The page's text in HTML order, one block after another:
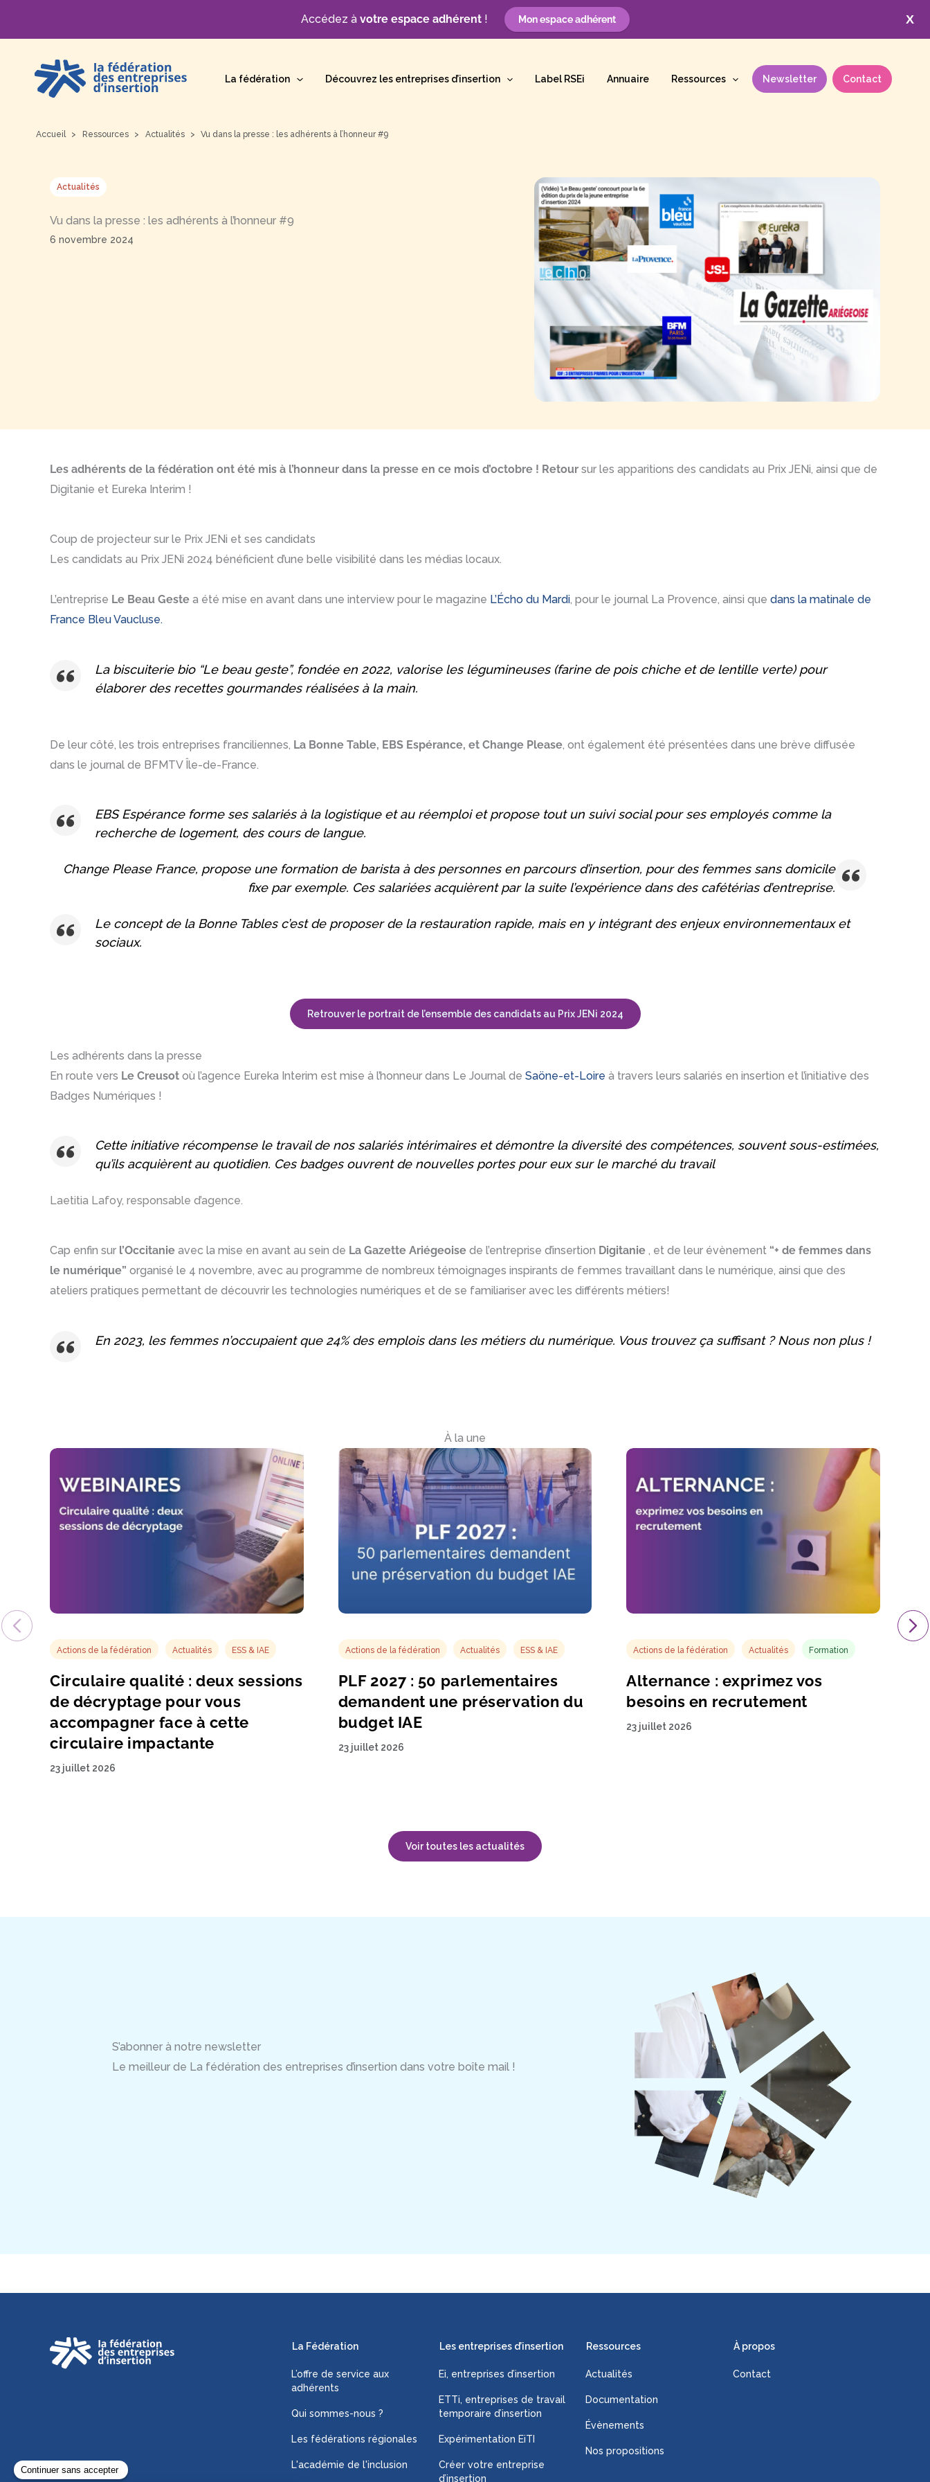
X
Accédez à votre espace adhérent! Mon espace adhérent
contenu
La fédération Découvrez les entreprises d’insertion Label RSEi Annuaire Ressources Newsletter Contact
Accueil Ressources Actualités Vu dans la presse : les adhérents à l’honneur #9
Actualités
Vu dans la presse : les adhérents à l’honneur #9
6 novembre 2024
Les adhérents de la fédération ont été mis à l’honneur dans la presse en ce mois d’octobre ! Retour sur les apparitions des candidats au Prix JENi, ainsi que de
Digitanie et Eureka Interim !
Coup de projecteur sur le Prix JENi et ses candidats
Les candidats au Prix JENi 2024 bénéficient d’une belle visibilité dans les médias locaux.
L’entreprise Le Beau Geste a été mise en avant dans une interview pour le magazine L’Écho du Mardi, pour le journal La Provence, ainsi que dans la matinale de
France Bleu Vaucluse.
La biscuiterie bio “Le beau geste”, fondée en 2022, valorise les légumineuses (farine de pois chiche et de lentille verte) pour
élaborer des recettes gourmandes réalisées à la main.
De leur côté, les trois entreprises franciliennes, La Bonne Table, EBS Espérance, et Change Please, ont également été présentées dans une brève diffusée
dans le journal de BFMTV Île-de-France.
EBS Espérance forme ses salariés à la logistique et au réemploi et propose tout un suivi social pour ses employés comme la
recherche de logement, des cours de langue.
Change Please France, propose une formation de barista à des personnes en parcours d’insertion, pour des femmes sans domicile
fixe par exemple. Ces salariées acquièrent par la suite l’expérience dans des cafétérias d’entreprise.
Le concept de la Bonne Tables c’est de proposer de la restauration rapide, mais en y intégrant des enjeux environnementaux et
sociaux.
Retrouver le portrait de l’ensemble des candidats au Prix JENi 2024
Les adhérents dans la presse
En route vers Le Creusot où l’agence Eureka Interim est mise à l’honneur dans Le Journal de Saöne-et-Loire à travers leurs salariés en insertion et l’initiative des
Badges Numériques !
Cette initiative récompense le travail de nos salariés intérimaires et démontre la diversité des compétences, souvent sous-estimées,
qu’ils acquièrent au quotidien. Ces badges ouvrent de nouvelles portes pour eux sur le marché du travail
Laetitia Lafoy, responsable d’agence.
Cap enfin sur l’Occitanie avec la mise en avant au sein de La Gazette Ariégeoise de l’entreprise d’insertion Digitanie , et de leur évènement “+ de femmes dans
le numérique” organisé le 4 novembre, avec au programme de nombreux témoignages inspirants de femmes travaillant dans le numérique, ainsi que des
ateliers pratiques permettant de découvrir les technologies numériques et de se familiariser avec les différents métiers!
En 2023, les femmes n’occupaient que 24% des emplois dans les métiers du numérique. Vous trouvez ça suffisant ? Nous non plus !
À la une
Actions de la fédération Actualités ESS & IAE
Circulaire qualité : deux sessions
de décryptage pour vous
accompagner face à cette
circulaire impactante
23 juillet 2026
Actions de la fédération Actualités ESS & IAE
PLF 2027 : 50 parlementaires
demandent une préservation du
budget IAE
23 juillet 2026
Actions de la fédération Actualités Formation
Alternance : exprimez vos
besoins en recrutement
23 juillet 2026
Voir toutes les actualités
S’abonner à notre newsletter
Le meilleur de La fédération des entreprises d’insertion dans votre boîte mail !
La Fédération
L’offre de service aux
adhérents
Qui sommes-nous ?
Les fédérations régionales
L'académie de l'inclusion
Les entreprises d’insertion
Ei, entreprises d’insertion
ETTi, entreprises de travail
temporaire d’insertion
Expérimentation EiTI
Créer votre entreprise
d’insertion
Ressources
Actualités
Documentation
Évènements
Nos propositions
À propos
Contact